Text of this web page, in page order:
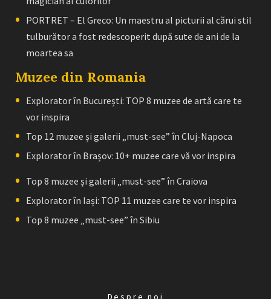
PORTRET – El Greco: Un maestru al picturii al cărui stil
tulburător a fost redescoperit după sute de ani de la
moartea sa
Muzee din Romania
Explorator în București: TOP 8 muzee de artă care te
vor inspira
Top 12 muzee și galerii „must-see” în Cluj-Napoca
Explorator în Brașov: 10+ muzee care vă vor inspira
Top 8 muzee și galerii „must-see” în Craiova
Explorator în Iași: TOP 11 muzee care te vor inspira
Top 8 muzee „must-see” în Sibiu
Despre noi